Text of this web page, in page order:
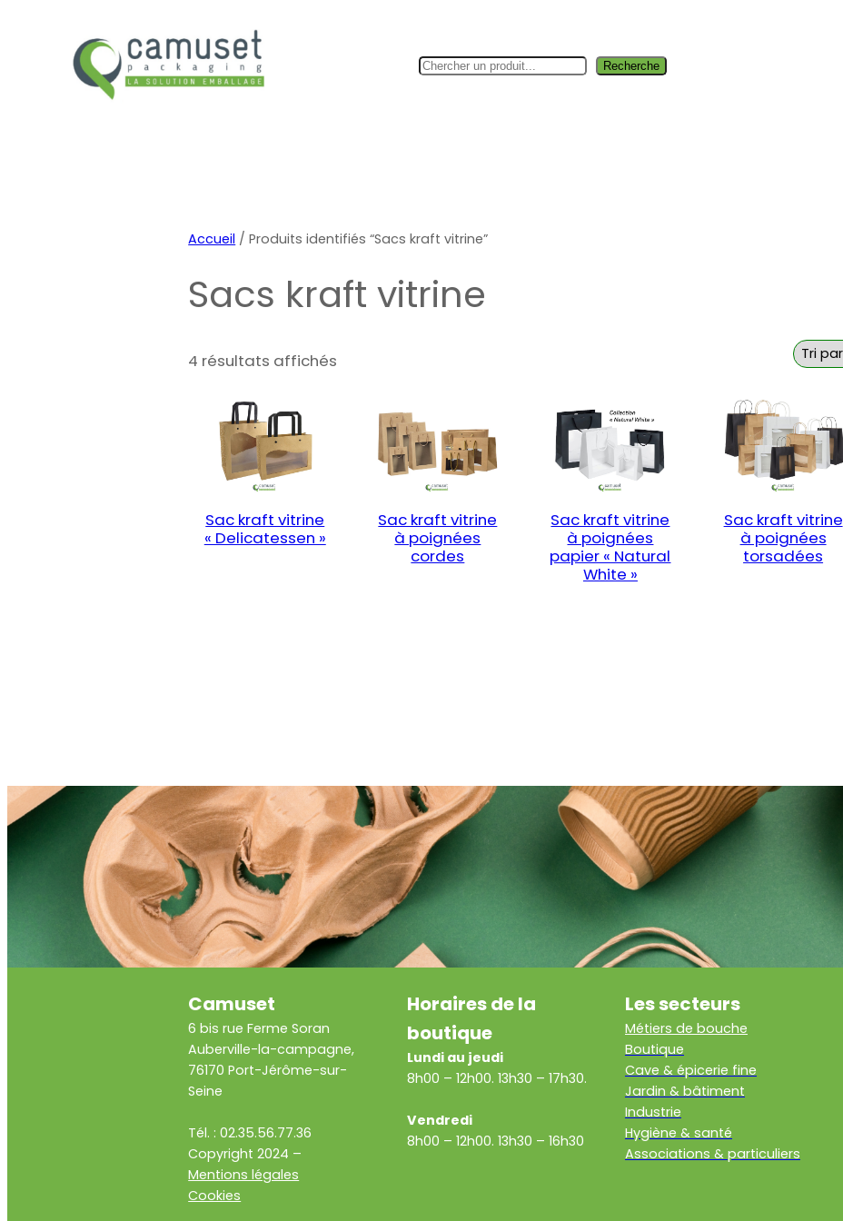
Rechercher Recherche
Accueil / Produits identifiés “Sacs kraft vitrine”
Sacs kraft vitrine
4 résultats affichés
Sac kraft vitrine
« Delicatessen »
Sac kraft vitrine
à poignées
cordes
Sac kraft vitrine
à poignées
papier « Natural
White »
Sac kraft vitrine
à poignées
torsadées
Camuset
6 bis rue Ferme Soran
Auberville-la-campagne,
76170 Port-Jérôme-sur-
Seine
Tél. : 02.35.56.77.36
Copyright 2024 –
Mentions légales
Cookies
Horaires de la
boutique
Lundi au jeudi
8h00 – 12h00. 13h30 – 17h30.
Vendredi
8h00 – 12h00. 13h30 – 16h30
Les secteurs
Métiers de bouche
Boutique
Cave & épicerie fine
Jardin & bâtiment
Industrie
Hygiène & santé
Associations & particuliers